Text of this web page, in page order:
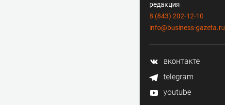
редакция
8 (843) 202-12-10
info@business-gazeta.ru
вконтакте
telegram
youtube